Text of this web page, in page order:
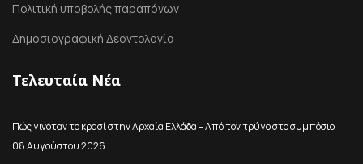
Πολιτική υποβολής παραπόνων
Δημοσιογραφική Δεοντολογία
Τελευταία Νέα
Πώς γινόταν το κρασί στην Αρχαία Ελλάδα – Από τον τρύγο στο συμπόσιο
08 Αυγούστου 2026